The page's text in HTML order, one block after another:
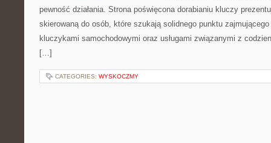
pewność działania. Strona poświęcona dorabianiu kluczy
skierowaną do osób, które szukają solidnego punktu
kluczykami samochodowymi oraz usługami związanymi z
[…]
CATEGORIES: WYSKOCZMY